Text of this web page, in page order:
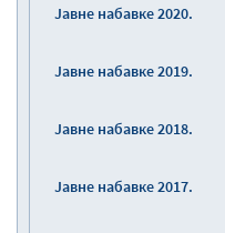
Јавне набавке 2020.
Јавне набавке 2019.
Јавне набавке 2018.
Јавне набавке 2017.